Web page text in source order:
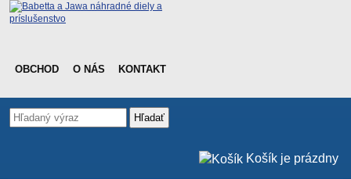
OBCHOD O NÁS KONTAKT
Hľadať
Košík je prázdny